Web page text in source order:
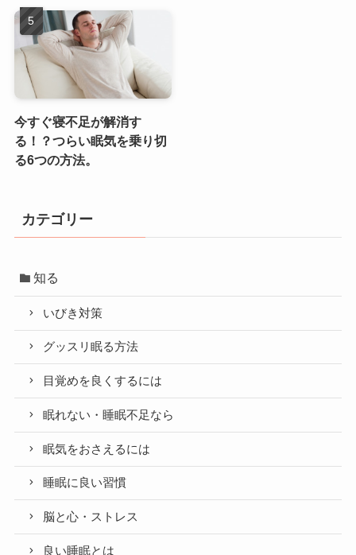
今すぐ寝不足が解消す
る！？つらい眠気を乗り切
る6つの方法。
カテゴリー
知る
いびき対策
グッスリ眠る方法
目覚めを良くするには
眠れない・睡眠不足なら
眠気をおさえるには
睡眠に良い習慣
脳と心・ストレス
良い睡眠とは